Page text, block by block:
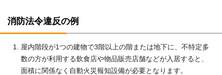
消防法令違反の例
屋内階段が1つの建物で3階以上の階または地下に、不特定多
数の方が利用する飲食店や物品販売店舗などが入居すると、
面積に関係なく自動火災報知設備が必要となります。